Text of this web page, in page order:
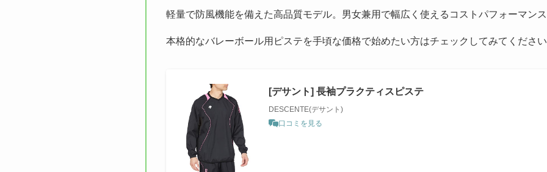
軽量で防風機能を備えた高品質モデル。男女兼用で幅広く使えるコストパフォーマン
本格的なバレーボール用ピステを手頃な価格で始めたい方はチェックしてみてくださ
[デサント] 長袖プラクティスピステ
DESCENTE(デサント)
口コミを見る